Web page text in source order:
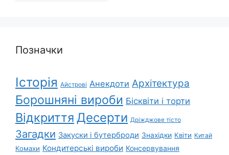
Позначки
Історія Айстрові Анекдоти Архітектура
Борошняні вироби Бісквіти і торти
Відкриття Десерти Дріжджове тісто
Загадки Закуски і бутерброди Знахідки Квіти Китай
Комахи Кондитерські вироби Консервування